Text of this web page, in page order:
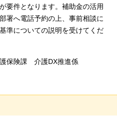
要件となります。補助金の活用
署へ電話予約の上、事前相談に
準についての説明を受けてくだ
保険課 介護DX推進係